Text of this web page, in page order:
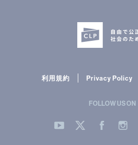
利用規約 Privacy Policy
FOLLOW US ON